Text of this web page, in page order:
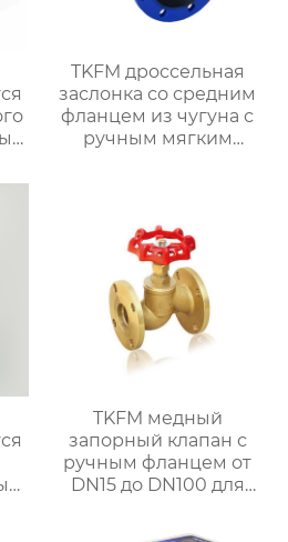
с
TKFM дроссельная
заслонка со средним
фланцем из чугуна с
ручным мягким
отопления
TKFM медный
запорный клапан с
ручным фланцем от
DN15 до DN100 для
отопления